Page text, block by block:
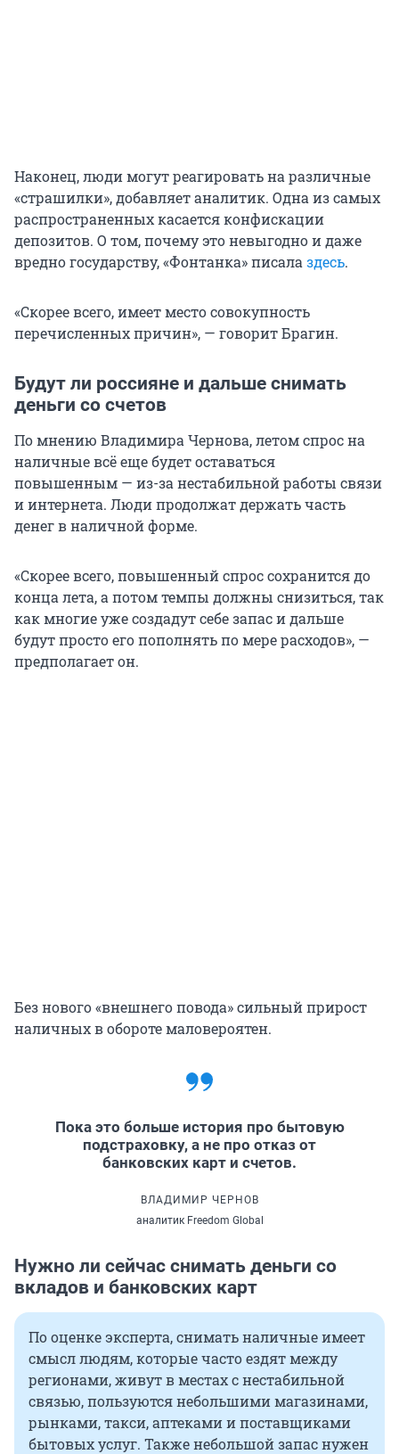
Наконец, люди могут реагировать на различные
«страшилки», добавляет аналитик. Одна из самых
распространенных касается конфискации
депозитов. О том, почему это невыгодно и даже
вредно государству, «Фонтанка» писалаздесь.
«Скорее всего, имеет место совокупность
перечисленных причин», — говорит Брагин.
Будут ли россияне и дальше снимать
деньги со счетов
По мнению Владимира Чернова, летом спрос на
наличные всё еще будет оставаться
повышенным — из-за нестабильной работы связи
и интернета. Люди продолжат держать часть
денег в наличной форме.
«Скорее всего, повышенный спрос сохранится до
конца лета, а потом темпы должны снизиться, так
как многие уже создадут себе запас и дальше
будут просто его пополнять по мере расходов», —
предполагает он.
Без нового «внешнего повода» сильный прирост
наличных в обороте маловероятен.
Пока это больше история про бытовую
подстраховку, а не про отказ от
банковских карт и счетов.
ВЛАДИМИР ЧЕРНОВ
аналитик Freedom Global
Нужно ли сейчас снимать деньги со
вкладов и банковских карт
По оценке эксперта, снимать наличные имеет
смысл людям, которые часто ездят между
регионами, живут в местах с нестабильной
связью, пользуются небольшими магазинами,
рынками, такси, аптеками и поставщиками
бытовых услуг. Также небольшой запас нужен